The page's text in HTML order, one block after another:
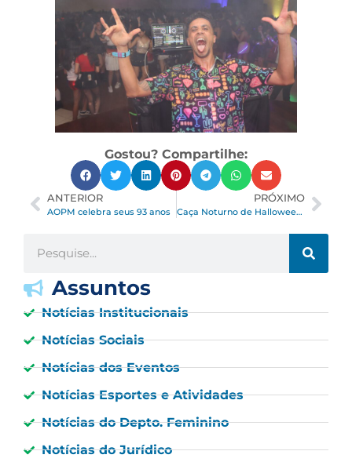
Gostou? Compartilhe:
ANTERIOR
AOPM celebra seus 93 anos
PRÓXIMO
Caça Noturno de Halloween “IX HALLOWEEN AOPM – Portal do Medo”
Assuntos
Notícias Institucionais
Notícias Sociais
Notícias dos Eventos
Notícias Esportes e Atividades
Notícias do Depto. Feminino
Notícias do Jurídico